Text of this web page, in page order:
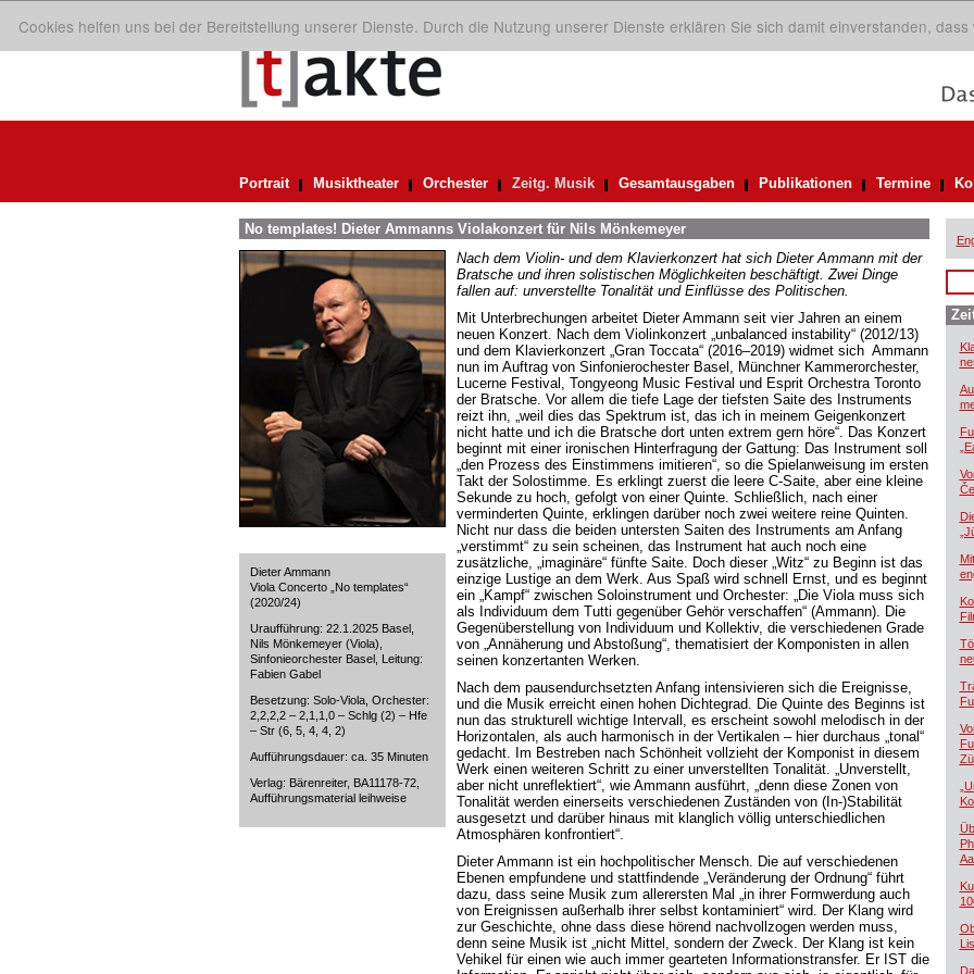
Cookies helfen uns bei der Bereitstellung unserer Dienste. Durch die Nutzung unserer Dienste erklären Sie sich damit einverstanden,
Portrait Musiktheater Orchester Zeitg. Musik Gesamtausgaben Publikationen Termine
No templates! Dieter Ammanns Violakonzert für Nils Mönkemeyer
Dieter Ammann
Viola Concerto „No templates“
(2020/24)
Uraufführung: 22.1.2025 Basel,
Nils Mönkemeyer (Viola),
Sinfonieorchester Basel, Leitung:
Fabien Gabel
Besetzung: Solo-Viola, Orchester:
2,2,2,2 – 2,1,1,0 – Schlg (2) – Hfe
– Str (6, 5, 4, 4, 2)
Aufführungsdauer: ca. 35 Minuten
Verlag: Bärenreiter, BA11178-72,
Aufführungsmaterial leihweise
Nach dem Violin- und dem Klavierkonzert hat sich Dieter Ammann mit der
Bratsche und ihren solistischen Möglichkeiten beschäftigt. Zwei Dinge
fallen auf: unverstellte Tonalität und Einflüsse des Politischen.
Mit Unterbrechungen arbeitet Dieter Ammann seit vier Jahren an einem
neuen Konzert. Nach dem Violinkonzert „unbalanced instability“ (2012/13)
und dem Klavierkonzert „Gran Toccata“ (2016–2019) widmet sich Ammann
nun im Auftrag von Sinfonierochester Basel, Münchner Kammerorchester,
Lucerne Festival, Tongyeong Music Festival und Esprit Orchestra Toronto
der Bratsche. Vor allem die tiefe Lage der tiefsten Saite des Instruments
reizt ihn, „weil dies das Spektrum ist, das ich in meinem Geigenkonzert
nicht hatte und ich die Bratsche dort unten extrem gern höre“. Das Konzert
beginnt mit einer ironischen Hinterfragung der Gattung: Das Instrument soll
„den Prozess des Einstimmens imitieren“, so die Spielanweisung im ersten
Takt der Solostimme. Es erklingt zuerst die leere C-Saite, aber eine kleine
Sekunde zu hoch, gefolgt von einer Quinte. Schließlich, nach einer
verminderten Quinte, erklingen darüber noch zwei weitere reine Quinten.
Nicht nur dass die beiden untersten Saiten des Instruments am Anfang
„verstimmt“ zu sein scheinen, das Instrument hat auch noch eine
zusätzliche, „imaginäre“ fünfte Saite. Doch dieser „Witz“ zu Beginn ist das
einzige Lustige an dem Werk. Aus Spaß wird schnell Ernst, und es beginnt
ein „Kampf“ zwischen Soloinstrument und Orchester: „Die Viola muss sich
als Individuum dem Tutti gegenüber Gehör verschaffen“ (Ammann). Die
Gegenüberstellung von Individuum und Kollektiv, die verschiedenen Grade
von „Annäherung und Abstoßung“, thematisiert der Komponisten in allen
seinen konzertanten Werken.
Nach dem pausendurchsetzten Anfang intensivieren sich die Ereignisse,
und die Musik erreicht einen hohen Dichtegrad. Die Quinte des Beginns ist
nun das strukturell wichtige Intervall, es erscheint sowohl melodisch in der
Horizontalen, als auch harmonisch in der Vertikalen – hier durchaus „tonal“
gedacht. Im Bestreben nach Schönheit vollzieht der Komponist in diesem
Werk einen weiteren Schritt zu einer unverstellten Tonalität. „Unverstellt,
aber nicht unreflektiert“, wie Ammann ausführt, „denn diese Zonen von
Tonalität werden einerseits verschiedenen Zuständen von (In-)Stabilität
ausgesetzt und darüber hinaus mit klanglich völlig unterschiedlichen
Atmosphären konfrontiert“.
Dieter Ammann ist ein hochpolitischer Mensch. Die auf verschiedenen
Ebenen empfundene und stattfindende „Veränderung der Ordnung“ führt
dazu, dass seine Musik zum allerersten Mal „in ihrer Formwerdung auch
von Ereignissen außerhalb ihrer selbst kontaminiert“ wird. Der Klang wird
zur Geschichte, ohne dass diese hörend nachvollzogen werden muss,
denn seine Musik ist „nicht Mittel, sondern der Zweck. Der Klang ist kein
Vehikel für einen wie auch immer gearteten Informationstransfer. Er IST die